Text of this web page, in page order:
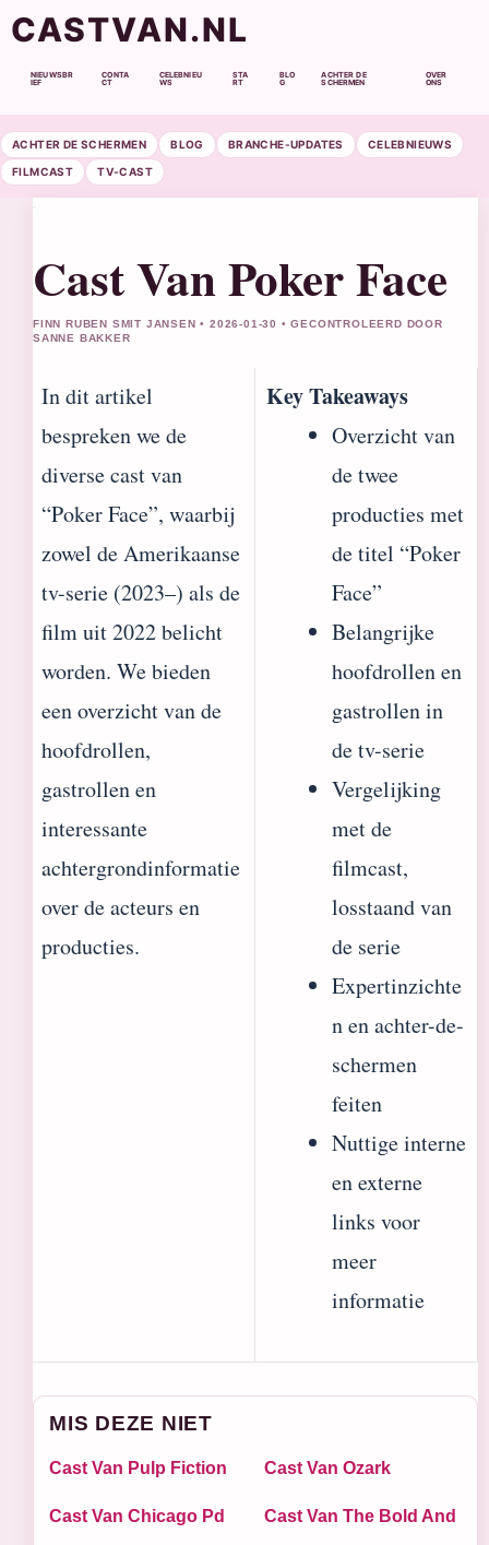
CASTVAN.NL
NIEUWSBR
IEF
CONTA
CT
CELEBNIEU
WS
STA
RT
BLO
G
ACHTER DE
SCHERMEN
OVER
ONS
ACHTER DE SCHERMEN BLOG BRANCHE-UPDATES CELEBNIEUWS
FILMCAST TV-CAST
Cast Van Poker Face
FINN RUBEN SMIT JANSEN • 2026-01-30 • GECONTROLEERD DOOR
SANNE BAKKER
In dit artikel
bespreken we de
diverse cast van
“Poker Face”, waarbij
zowel de Amerikaanse
tv-serie (2023–) als de
film uit 2022 belicht
worden. We bieden
een overzicht van de
hoofdrollen,
gastrollen en
interessante
achtergrondinformatie
over de acteurs en
producties.
Key Takeaways
Overzicht van
de twee
producties met
de titel “Poker
Face”
Belangrijke
hoofdrollen en
gastrollen in
de tv-serie
Vergelijking
met de
filmcast,
losstaand van
de serie
Expertinzichte
n en achter-de-
schermen
feiten
Nuttige interne
en externe
links voor
meer
informatie
MIS DEZE NIET
Cast Van Pulp Fiction Cast Van Ozark
Cast Van Chicago Pd Cast Van The Bold And